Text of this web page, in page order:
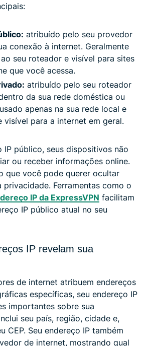
atribuído pelo seu provedor
conexão à internet. Geralmente
seu roteador e visível para sites
que você acessa.
atribuído pelo seu roteador
da sua rede doméstica ou
apenas na sua rede local e
visível para a internet em geral.
IP público, seus dispositivos não
ou receber informações online.
que você pode querer ocultar
privacidade. Ferramentas como o
IP da ExpressVPN facilitam
IP público atual no seu
IP revelam sua
de internet atribuem endereços
específicas, seu endereço IP
importantes sobre sua
seu país, região, cidade e,
CEP. Seu endereço IP também
de internet, mostrando qual